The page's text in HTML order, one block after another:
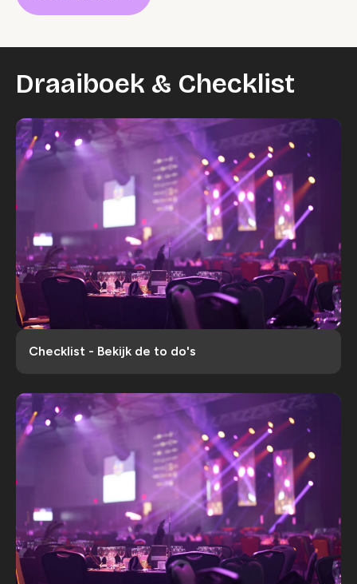
Draaiboek & Checklist
Checklist - Bekijk de to do's